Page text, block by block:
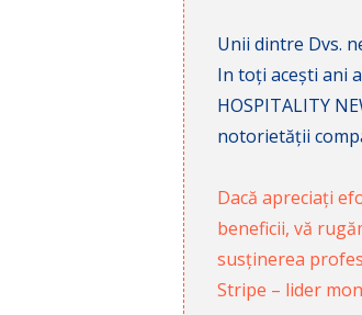
Unii dintre Dvs.
In toți acești ani
HOSPITALITY
notorietății
Dacă apreciați
beneficii, vă
susținerea
Stripe – lider